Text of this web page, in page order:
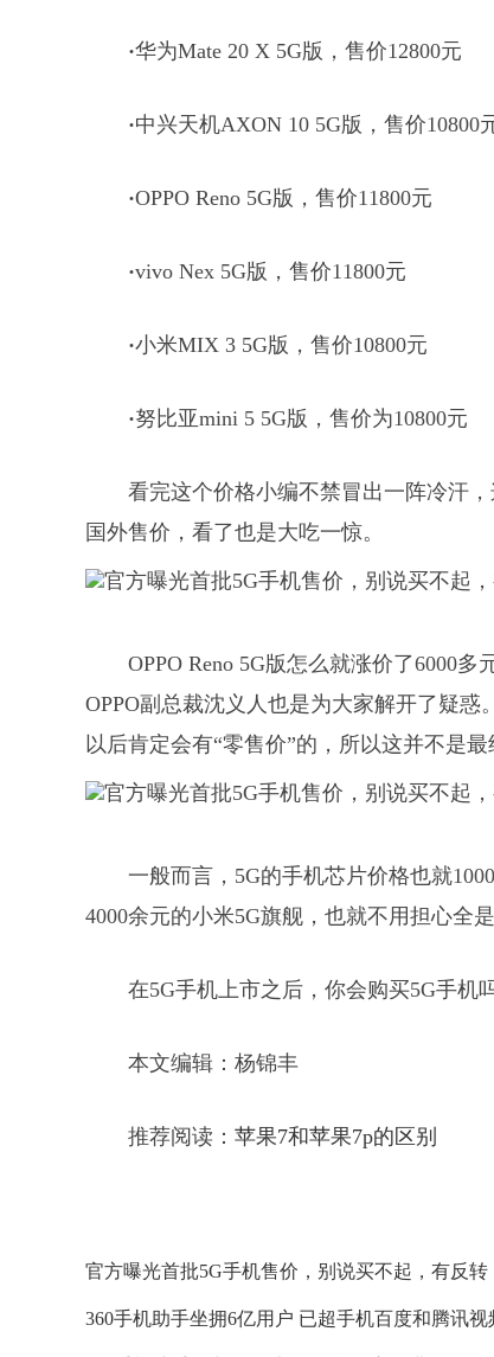
·华为Mate 20 X 5G版，售价12800元
·中兴天机AXON 10 5G版，售价10800
·OPPO Reno 5G版，售价11800元
·vivo Nex 5G版，售价11800元
·小米MIX 3 5G版，售价10800元
·努比亚mini 5 5G版，售价为10800元
看完这个价格小编不禁冒出一阵冷汗
国外售价，看了也是大吃一惊。
OPPO Reno 5G版怎么就涨价了6000
OPPO副总裁沈义人也是为大家解开了疑
以后肯定会有“零售价”的，所以这并不是最
一般而言，5G的手机芯片价格也就
4000余元的小米5G旗舰，也就不用担心全
在5G手机上市之后，你会购买5G手机
本文编辑：杨锦丰
推荐阅读： 苹果7和苹果7p的区别
官方曝光首批5G手机售价，别说买不起，有反转
360手机助手坐拥6亿用户 已超手机百度和腾讯视